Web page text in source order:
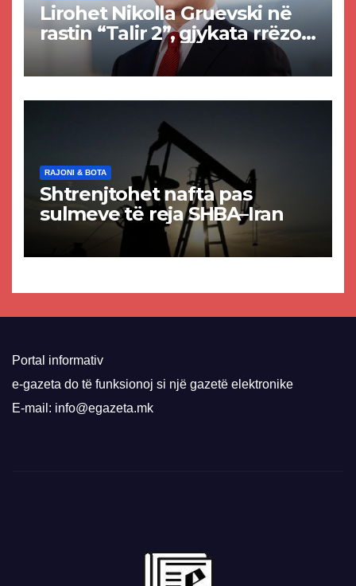
Lirohet Nikolla Gruevski në
rastin “Talir 2”, gjykata rrëzon
akuzat për ndërtimin e
paligjshëm të selisë së
RAJONI & BOTA
Shtrenjtohet nafta pas
sulmeve të reja SHBA–Iran
Portal informativ
e-gazeta do të funksionoj si një gazetë elektronike
E-mail: info@egazeta.mk